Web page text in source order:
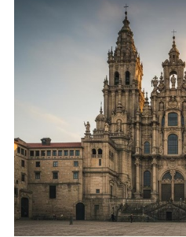
histórico, declarado
Perderse por